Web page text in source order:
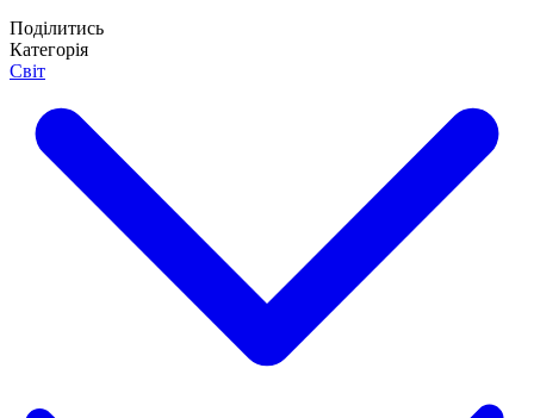
Поділитись
Категорія
Світ